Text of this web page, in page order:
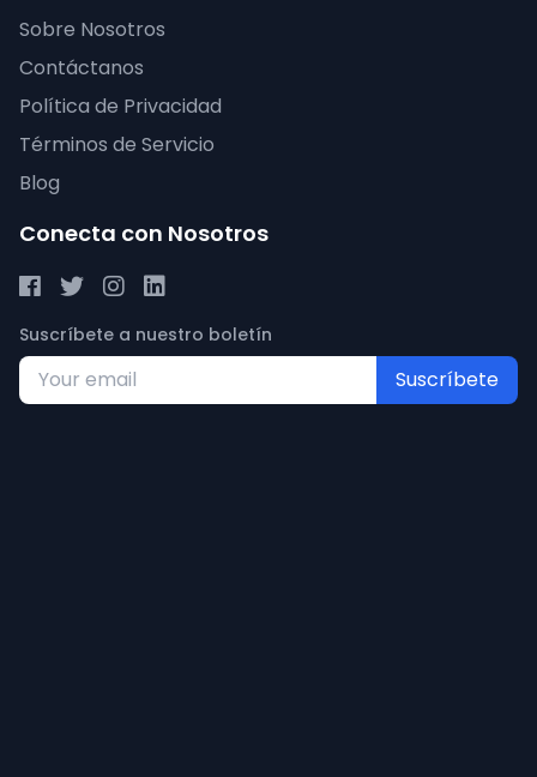
Sobre Nosotros
Contáctanos
Política de Privacidad
Términos de Servicio
Blog
Conecta con Nosotros
Suscríbete a nuestro boletín
Suscríbete